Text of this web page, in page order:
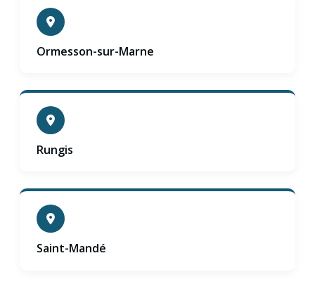
Ormesson-sur-Marne
Rungis
Saint-Mandé